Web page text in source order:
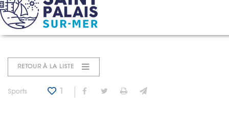
Panneau de gestion des cookies
Accueil Annuaire
RETOUR À LA LISTE
Catégorie : "
Sports Partager sur Facebook
Partager sur Twitter
Imprimer